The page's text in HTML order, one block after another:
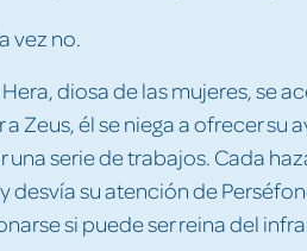
vez no.
diosa de las mujeres, se
Zeus, él se niega a ofrecer
una serie de trabajos. Cada
desvía su atención de
si puede ser reina del